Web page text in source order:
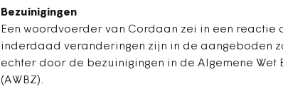
Bezuinigingen
Een woordvoerder van Cordaan zei in een reactie
inderdaad veranderingen zijn in de aangeboden
echter door de bezuinigingen in de Algemene Wet
(AWBZ).